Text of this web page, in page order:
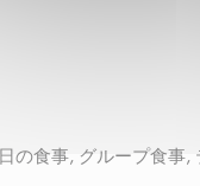
の食事, グループ食事